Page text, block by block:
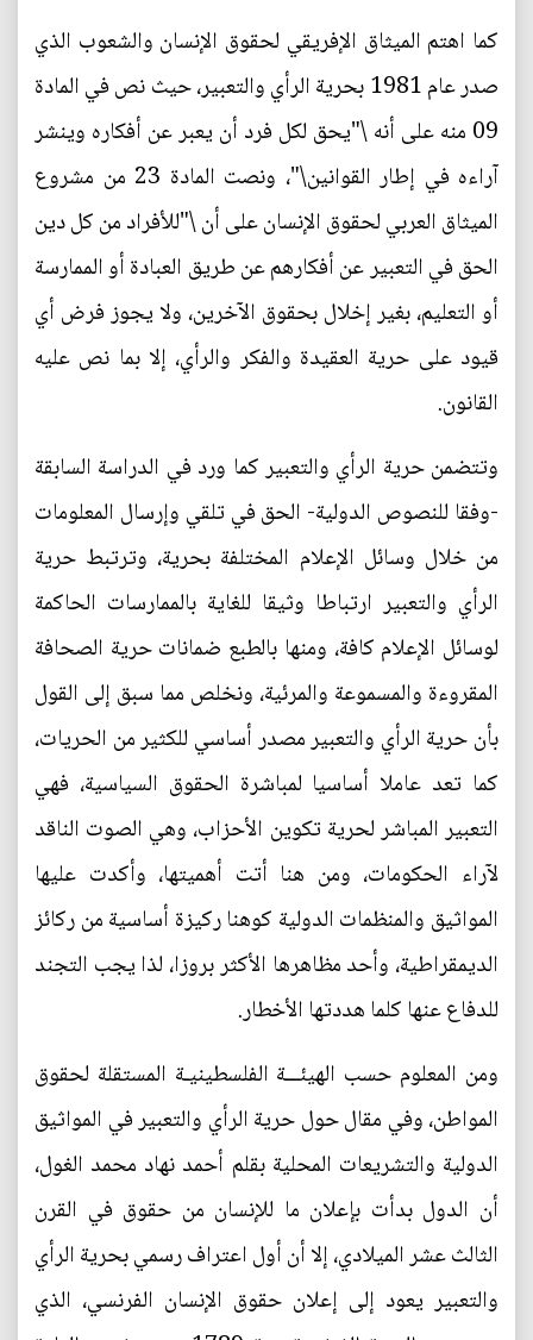
كما اهتم الميثاق الإفريقي لحقوق الإنسان والشعوب الذي
صدر عام 1981 بحرية الرأي والتعبير، حيث نص في المادة
09 منه على أنه \"يحق لكل فرد أن يعبر عن أفكاره وينشر
آراءه في إطار القوانين\"، ونصت المادة 23 من مشروع
الميثاق العربي لحقوق الإنسان على أن \"للأفراد من كل دين
الحق في التعبير عن أفكارهم عن طريق العبادة أو الممارسة
أو التعليم، بغير إخلال بحقوق الآخرين، ولا يجوز فرض أي
قيود على حرية العقيدة والفكر والرأي، إلا بما نص عليه
القانون.
وتتضمن حرية الرأي والتعبير كما ورد في الدراسة السابقة
-وفقا للنصوص الدولية- الحق في تلقي وإرسال المعلومات
من خلال وسائل الإعلام المختلفة بحرية، وترتبط حرية
الرأي والتعبير ارتباطا وثيقا للغاية بالممارسات الحاكمة
لوسائل الإعلام كافة، ومنها بالطبع ضمانات حرية الصحافة
المقروءة والمسموعة والمرئية، ونخلص مما سبق إلى القول
بأن حرية الرأي والتعبير مصدر أساسي للكثير من الحريات،
كما تعد عاملا أساسيا لمباشرة الحقوق السياسية، فهي
التعبير المباشر لحرية تكوين الأحزاب، وهي الصوت الناقد
لآراء الحكومات، ومن هنا أتت أهميتها، وأكدت عليها
المواثيق والمنظمات الدولية كوهنا ركيزة أساسية من ركائز
الديمقراطية، وأحد مظاهرها الأكثر بروزا، لذا يجب التجند
للدفاع عنها كلما هددتها الأخطار.
ومن المعلوم حسب الهيئـــة الفلسطينيـة المستقلة لحقوق
المواطن، وفي مقال حول حرية الرأي والتعبير في المواثيق
الدولية والتشريعات المحلية بقلم أحمد نهاد محمد الغول،
أن الدول بدأت بإعلان ما للإنسان من حقوق في القرن
الثالث عشر الميلادي، إلا أن أول اعتراف رسمي بحرية الرأي
والتعبير يعود إلى إعلان حقوق الإنسان الفرنسي، الذي